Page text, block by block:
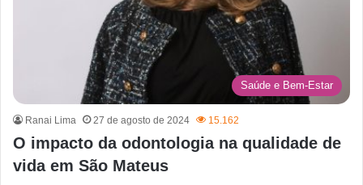
Saúde e Bem-Estar
Ranai Lima 27 de agosto de 2024 15.162
O impacto da odontologia na qualidade de
vida em São Mateus